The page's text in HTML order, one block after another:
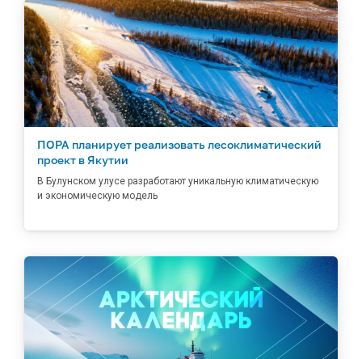
ПОРА планирует реализовать лесоклиматический
проект в Якутии
В Булунском улусе разработают уникальную климатическую
и экономическую модель